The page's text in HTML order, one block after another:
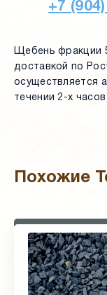
+7
Щебень фракции
доставкой по
осуществляется
течении 2-х
Похожие